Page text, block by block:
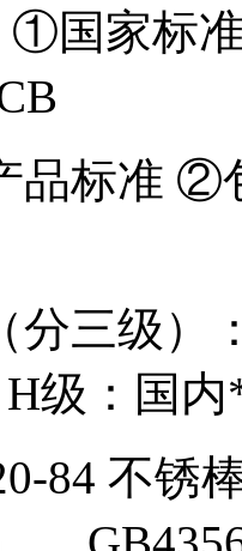
①国家标
品标准
分三级
H级：国
84 不锈